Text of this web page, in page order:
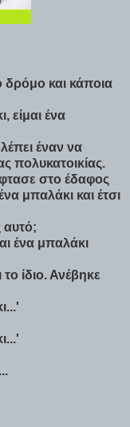
δρόμο και κάποια
είμαι ένα
έναν να
πολυκατοικίας.
στο έδαφος
μπαλάκι και έτσι
αυτό;
ένα μπαλάκι
ίδιο. Ανέβηκε